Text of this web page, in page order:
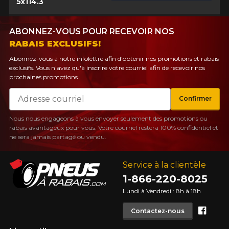
Service à la clientèle
1-866-220-8025
Lundi à Vendredi : 8h à 18h
Contactez-nous
ABONNEZ-VOUS POUR RECEVOIR NOS
RABAIS EXCLUSIFS!
Abonnez-vous à notre infolettre afin d'obtenir nos promotions et rabais
exclusifs. Vous n'avez qu'à inscrire votre courriel afin de recevoir nos
prochaines promotions.
Courriel
Confirmer
Nous nous engageons à vous envoyer seulement des promotions ou
rabais avantageux pour vous. Votre courriel restera 100% confidentiel et
ne sera jamais partagé ou vendu.